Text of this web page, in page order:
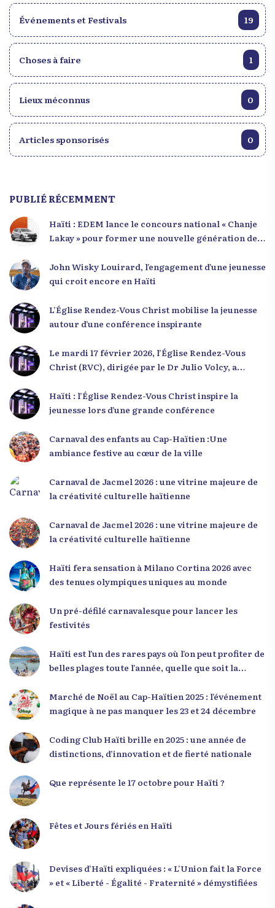
Événements et Festivals 19
Choses à faire 1
Lieux méconnus 0
Articles sponsorisés 0
PUBLIÉ RÉCEMMENT
Haïti : EDEM lance le concours national « Chanje
Lakay » pour former une nouvelle génération de
John Wisky Louirard, l’engagement d’une jeunesse
qui croit encore en Haïti
L’Église Rendez-Vous Christ mobilise la jeunesse
autour d’une conférence inspirante
Le mardi 17 février 2026, l’Église Rendez-Vous
Christ (RVC), dirigée par le Dr Julio Volcy, a
dans ses locaux à Delmas 75 pour une conférence
placée sous le thème « Menm Ou Menm Tou ».
occasion unique de se rencontrer, d’échanger et
d’écouter des interventions motivantes centrées
citoyen. Des messages forts pour la jeunesse Lors
de sa première intervention, intitulée « Jenès la
croire en leur potentiel et à rejeter toute forme
de fatalisme. Il a particulièrement insisté sur
pouvons pas résoudre un problème avec la
mentalité qui l’a créé. » Il a encouragé la jeunesse
sur la discipline, l’excellence et la responsabilité.
Le révérend a également rappelé que la jeunesse
du pays, et qu’un engagement structuré de
seulement 4 % d’entre eux pourrait modifier
significativement la trajectoire nationale. Sa
seconde intervention, « Jenès la ak responsablite l
», a souligné le lien indissociable entre potentiel et
responsabilité. Le Dr Volcy a invité les jeunes à
communautés, à investir dans leur formation et à
développer un leadership intègre. Appel à un
Haïti : l’Église Rendez-Vous Christ inspire la
jeunesse lors d’une grande conférence
Carnaval des enfants au Cap-Haïtien :Une
ambiance festive au cœur de la ville
Carnaval de Jacmel 2026 : une vitrine majeure de
la créativité culturelle haïtienne
Carnaval de Jacmel 2026 : une vitrine majeure de
la créativité culturelle haïtienne
Haïti fera sensation à Milano Cortina 2026 avec
des tenues olympiques uniques au monde
Un pré-défilé carnavalesque pour lancer les
festivités
Haïti est l’un des rares pays où l’on peut profiter de
belles plages toute l’année, quelle que soit la
Marché de Noël au Cap-Haïtien 2025 : l’événement
magique à ne pas manquer les 23 et 24 décembre
Coding Club Haïti brille en 2025 : une année de
distinctions, d’innovation et de fierté nationale
Que représente le 17 octobre pour Haïti ?
Fêtes et Jours fériés en Haïti
Devises d’Haïti expliquées : « L’Union fait la Force
» et « Liberté - Égalité - Fraternité » démystifiées